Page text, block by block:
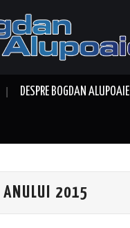
DESPRE BOGDAN ALUPOAIE
ANULUI 2015